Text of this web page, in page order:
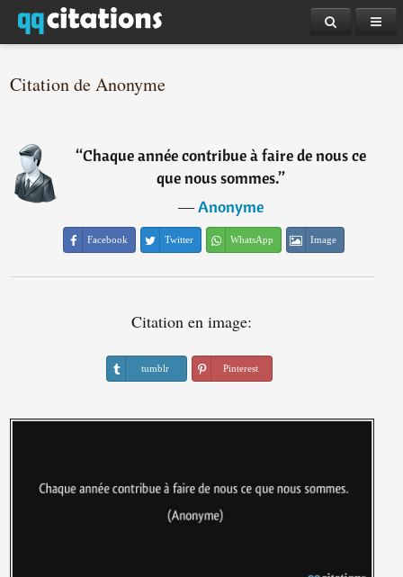
Citation de Anonyme
“Chaque année contribue à faire de nous ce
que nous sommes.”
―Anonyme
Facebook Twitter WhatsApp Image
Citation en image:
tumblr Pinterest